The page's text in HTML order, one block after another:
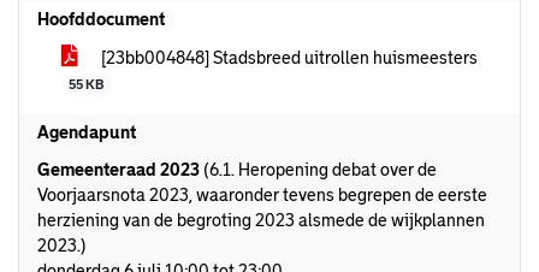
Hoofddocument
[23bb004848] Stadsbreed uitrollen huismeesters
55 KB
Agendapunt
Gemeenteraad 2023 (6.1. Heropening debat over de
Voorjaarsnota 2023, waaronder tevens begrepen de eerste
herziening van de begroting 2023 alsmede de wijkplannen
2023.)